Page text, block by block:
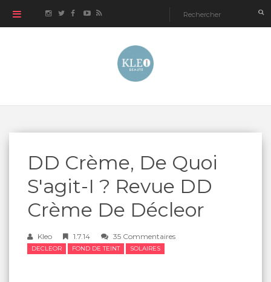
DD Crème, De Quoi
S'agit-I ? Revue DD
Crème De Décleor
Kleo 1.7.14 35 Commentaires
DECLEOR FOND DE TEINT SOLAIRES